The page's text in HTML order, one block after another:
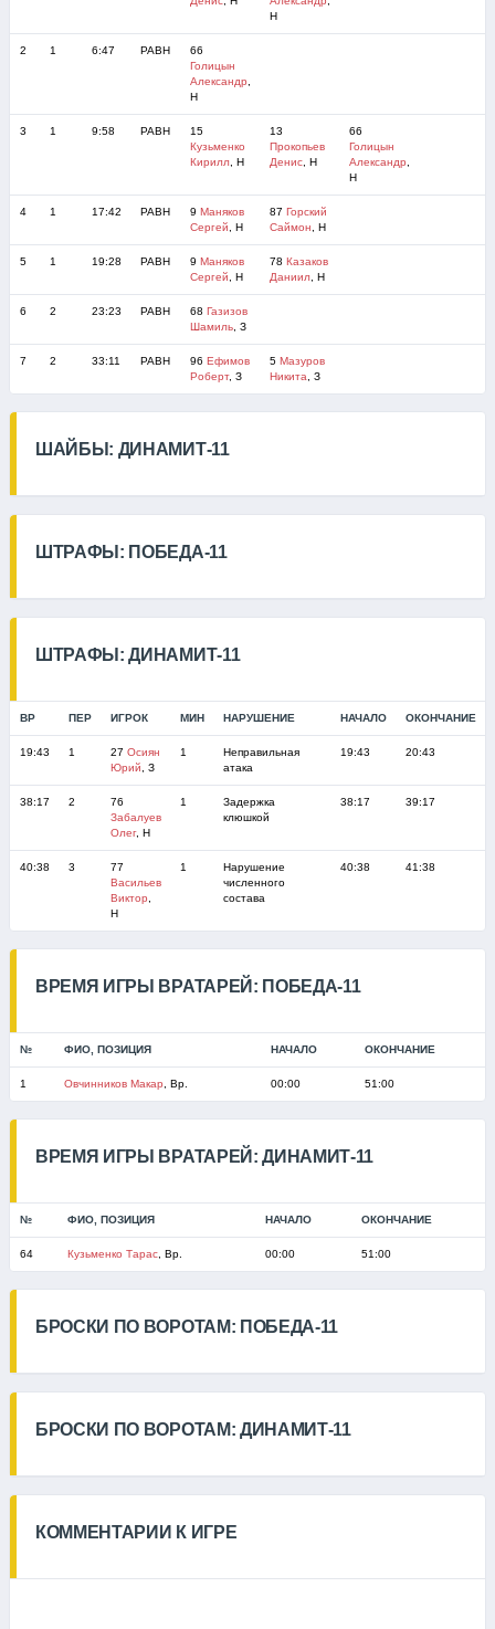
Н
2 1 6:47 РАВН
66
Голицын
Александр
Н
3 1 9:58 РАВН
15
Кузьменко
Кирилл, Н
13
Прокопьев
Денис, Н
66
Голицын
Александр
Н
4 1 17:42 РАВН 9 Маняков
Сергей , Н
87 Горский
Саймон , Н
5 1 19:28 РАВН 9 Маняков
Сергей , Н
78 Казаков
Даниил, Н
6 2 23:23 РАВН 68 Газизов
Шамиль, З
7 2 33:11 РАВН 96 Ефимов
Роберт, З
5 Мазуров
Никита , З
ШАЙБЫ: ДИНАМИТ-11
ШТРАФЫ: ПОБЕДА-11
ШТРАФЫ: ДИНАМИТ-11
ВР ПЕР ИГРОК МИН НАРУШЕНИЕ НАЧАЛО ОКОНЧАНИЕ
19:43 1 27 Осиян
Юрий , З
1
Неправильная
атака
19:43 20:43
38:17 2
76
Забалуев
Олег, Н
1
Задержка
клюшкой
38:17 39:17
40:38 3
77
Васильев
Виктор
Н
1
Нарушение
численного
состава
40:38 41:38
ВРЕМЯ ИГРЫ ВРАТАРЕЙ: ПОБЕДА-11
№ ФИО, ПОЗИЦИЯ НАЧАЛО ОКОНЧАНИЕ
1 Овчинников Макар , Вр. 00:00 51:00
ВРЕМЯ ИГРЫ ВРАТАРЕЙ: ДИНАМИТ-11
№ ФИО, ПОЗИЦИЯ НАЧАЛО ОКОНЧАНИЕ
64 Кузьменко Тарас, Вр. 00:00 51:00
БРОСКИ ПО ВОРОТАМ: ПОБЕДА-11
БРОСКИ ПО ВОРОТАМ: ДИНАМИТ-11
КОММЕНТАРИИ К ИГРЕ